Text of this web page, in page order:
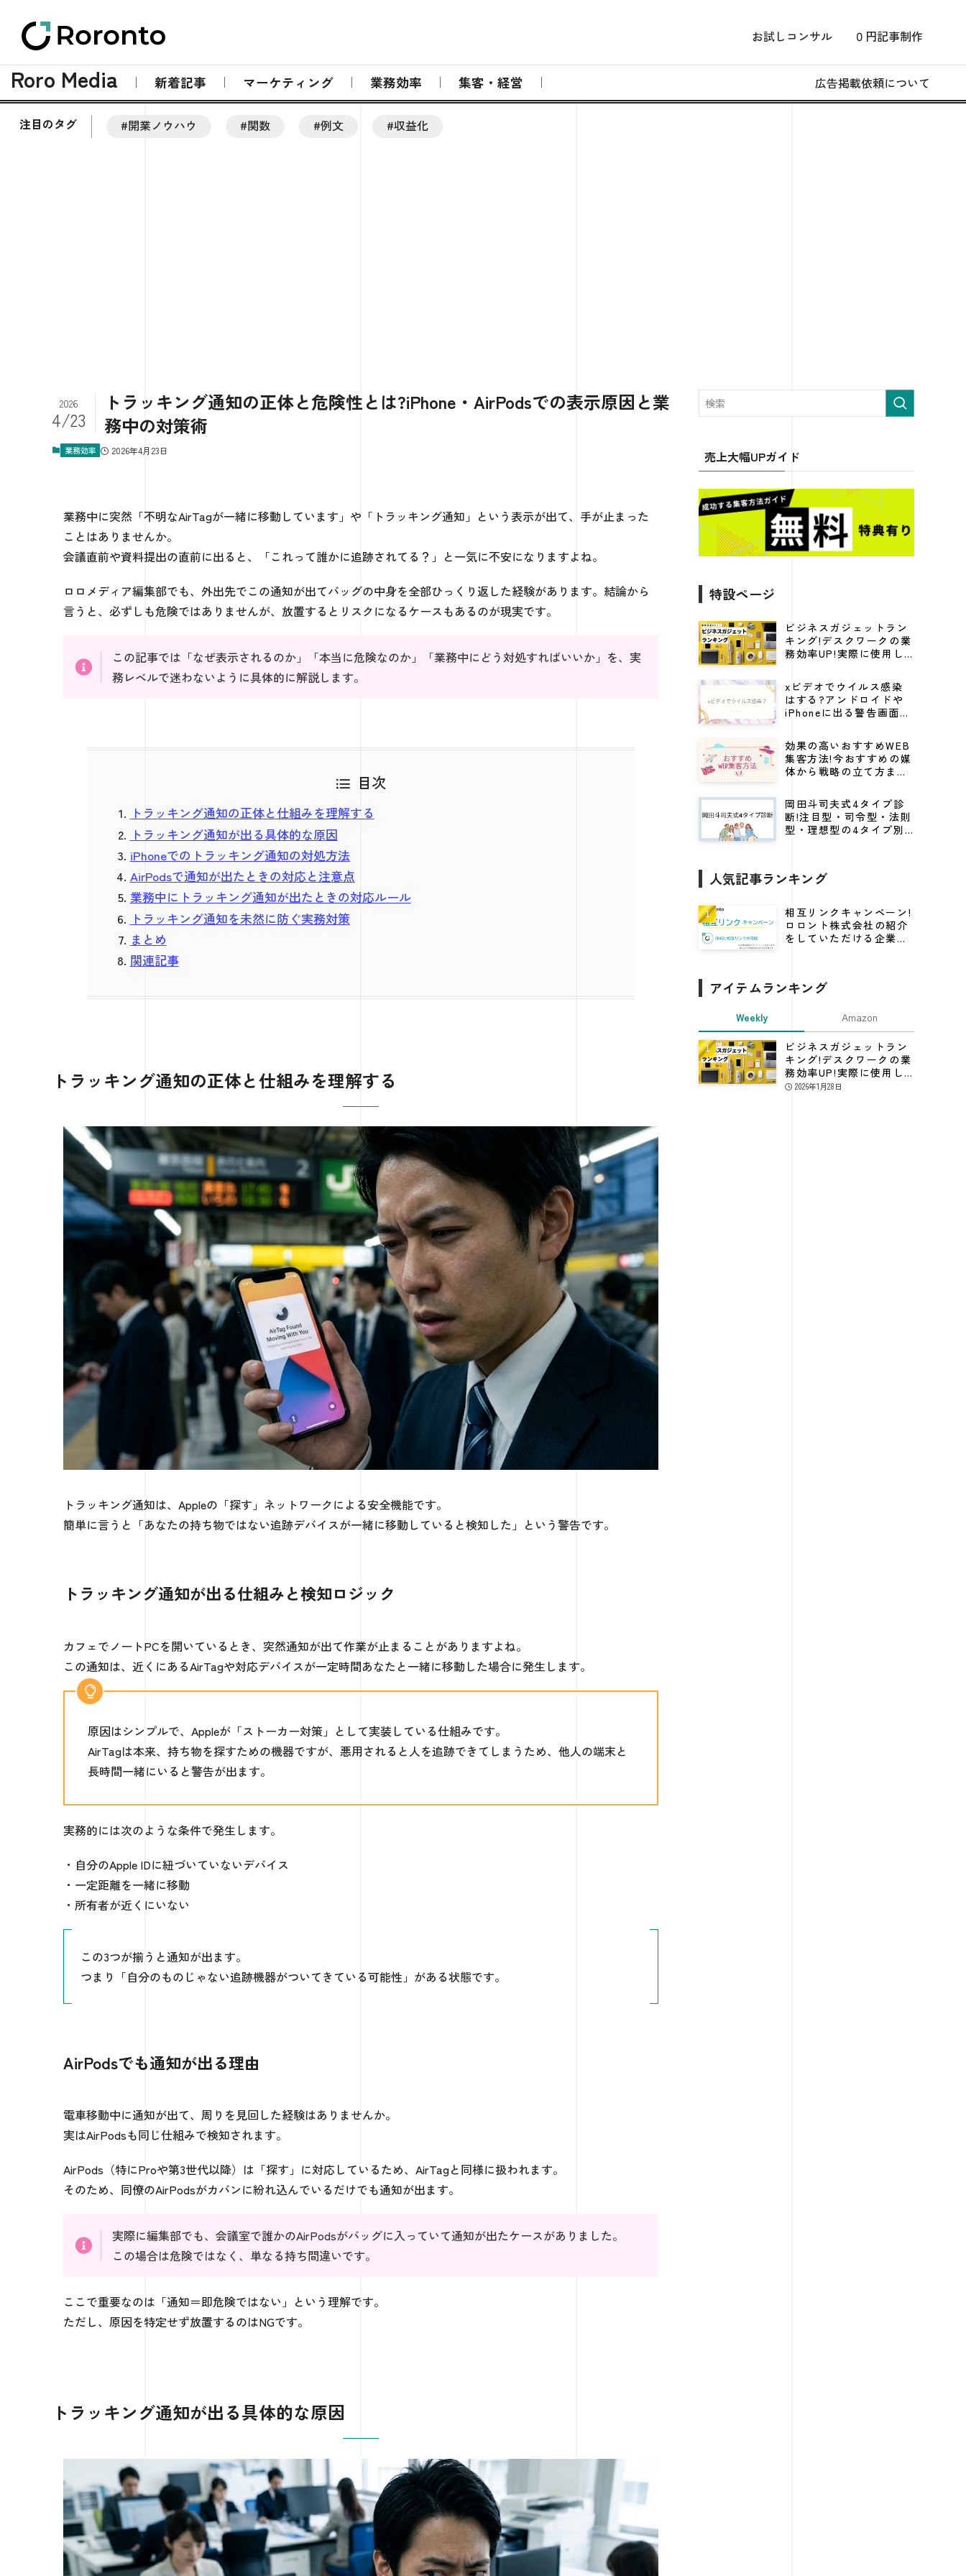
お試しコンサル ０円記事制作
Roro Media 新着記事 マーケティング 業務効率 集客・経営 広告掲載依頼について
注目のタグ #開業ノウハウ #関数 #例文 #収益化
トラッキング通知の正体と危険性とは?iPhone・AirPodsでの表示原因と業
務中の対策術
2026
4/23
業務効率 2026年4月23日
業務中に突然「不明なAirTagが一緒に移動しています」や「トラッキング通知」という表示が出て、手が止まった
ことはありませんか。
会議直前や資料提出の直前に出ると、「これって誰かに追跡されてる？」と一気に不安になりますよね。
ロロメディア編集部でも、外出先でこの通知が出てバッグの中身を全部ひっくり返した経験があります。結論から
言うと、必ずしも危険ではありませんが、放置するとリスクになるケースもあるのが現実です。
この記事では「なぜ表示されるのか」「本当に危険なのか」「業務中にどう対処すればいいか」を、実
務レベルで迷わないように具体的に解説します。
目次
トラッキング通知の正体と仕組みを理解する
トラッキング通知が出る具体的な原因
iPhoneでのトラッキング通知の対処方法
AirPodsで通知が出たときの対応と注意点
業務中にトラッキング通知が出たときの対応ルール
トラッキング通知を未然に防ぐ実務対策
まとめ
関連記事
トラッキング通知の正体と仕組みを理解する
トラッキング通知は、Appleの「探す」ネットワークによる安全機能です。
簡単に言うと「あなたの持ち物ではない追跡デバイスが一緒に移動していると検知した」という警告です。
トラッキング通知が出る仕組みと検知ロジック
カフェでノートPCを開いているとき、突然通知が出て作業が止まることがありますよね。
この通知は、近くにあるAirTagや対応デバイスが一定時間あなたと一緒に移動した場合に発生します。
原因はシンプルで、Appleが「ストーカー対策」として実装している仕組みです。
AirTagは本来、持ち物を探すための機器ですが、悪用されると人を追跡できてしまうため、他人の端末と
長時間一緒にいると警告が出ます。
実務的には次のような条件で発生します。
・自分のApple IDに紐づいていないデバイス
・一定距離を一緒に移動
・所有者が近くにいない
この3つが揃うと通知が出ます。
つまり「自分のものじゃない追跡機器がついてきている可能性」がある状態です。
AirPodsでも通知が出る理由
電車移動中に通知が出て、周りを見回した経験はありませんか。
実はAirPodsも同じ仕組みで検知されます。
AirPods（特にProや第3世代以降）は「探す」に対応しているため、AirTagと同様に扱われます。
そのため、同僚のAirPodsがカバンに紛れ込んでいるだけでも通知が出ます。
実際に編集部でも、会議室で誰かのAirPodsがバッグに入っていて通知が出たケースがありました。
この場合は危険ではなく、単なる持ち間違いです。
ここで重要なのは「通知＝即危険ではない」という理解です。
ただし、原因を特定せず放置するのはNGです。
トラッキング通知が出る具体的な原因
売上大幅UPガイド
特設ページ
ビジネスガジェットラン
キング!デスクワークの業
務効率UP!実際に使用し
xビデオでウイルス感染
はする?アンドロイドや
iPhoneに出る警告画面の
説
効果の高いおすすめWEB
集客方法!今おすすめの媒
体から戦略の立て方まで
岡田斗司夫式4タイプ診
断!注目型・司令型・法則
型・理想型の4タイプ別
人気記事ランキング
相互リンクキャンペーン!
ロロント株式会社の紹介
をしていただける企業様
アイテムランキング
Weekly Amazon
ビジネスガジェットラン
キング!デスクワークの業
務効率UP!実際に使用し
てる仕事効率化グッズ
2026年1月28日